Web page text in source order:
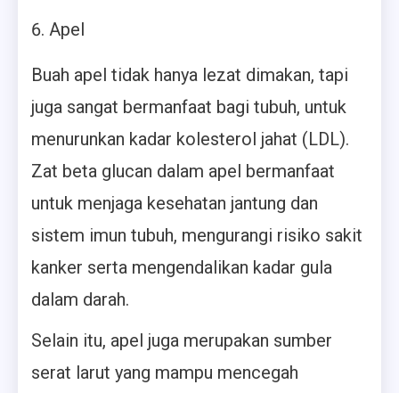
Apel
Buah apel tidak hanya lezat dimakan, tapi
juga sangat bermanfaat bagi tubuh, untuk
menurunkan kadar kolesterol jahat (LDL).
Zat beta glucan dalam apel bermanfaat
untuk menjaga kesehatan jantung dan
sistem imun tubuh, mengurangi risiko sakit
kanker serta mengendalikan kadar gula
dalam darah.
Selain itu, apel juga merupakan sumber
serat larut yang mampu mencegah